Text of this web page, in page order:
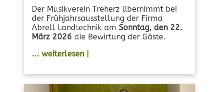
Der Musikverein Treherz übernimmt bei
der Frühjahrsausstellung der Firma
Abrell Landtechnik am Sonntag, den 22.
März 2026die Bewirtung der Gäste.
... weiterlesen |